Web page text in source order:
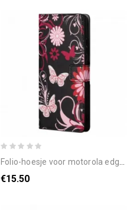
folio-hoesje voor motorola edge 20 vlinders en bloemen
€15.50